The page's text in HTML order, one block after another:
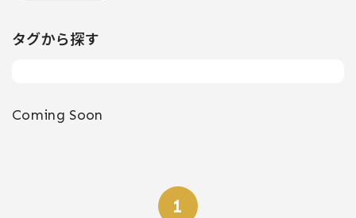
タグから探す
Coming Soon
1